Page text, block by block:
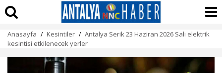
Anasayfa / Kesintiler / Antalya Serik 23 Haziran 2026 Salı elektrik
kesintisi etkilenecek yerler